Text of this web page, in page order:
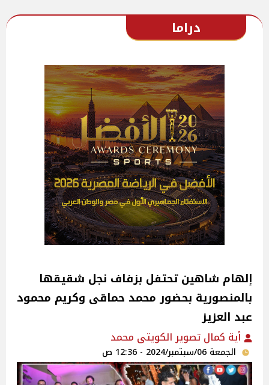
دراما
إلهام شاهين تحتفل بزفاف نجل شقيقها
بالمنصورية بحضور محمد حماقى وكريم محمود
عبد العزيز
أية كمال تصوير الكويتى محمد
الجمعة 06/سبتمبر/2024 - 12:36 ص